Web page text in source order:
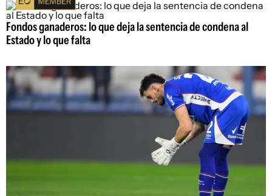
Fondos ganaderos: lo que deja la sentencia de condena al
Estado y lo que falta